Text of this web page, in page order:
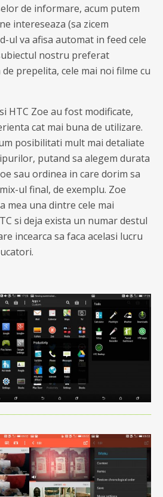
de informare, acum putem
intereseaza (sa zicem
ul va afisa automat in feed cele
nostru preferat
prepelita, cele mai noi filme cu
HTC Zoe au fost modificate,
cat mai buna de utilizare.
posibilitati mult mai detaliate
putand sa alegem durata
sau ordinea in care dorim sa
ul final, de exemplu. Zoe
mea una dintre cele mai
si deja exista un numar destul
incearca sa faca acelasi lucru